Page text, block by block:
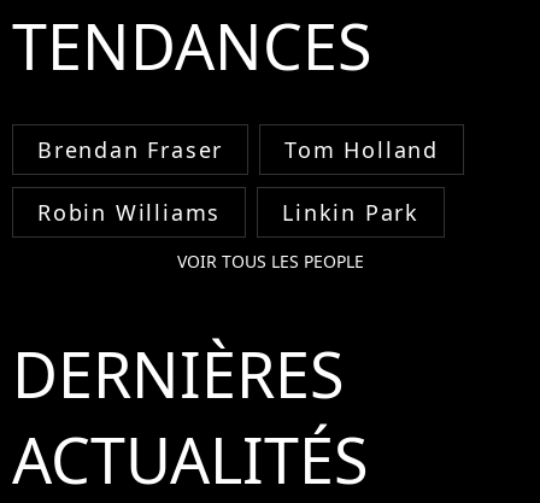
TENDANCES
Brendan Fraser Tom Holland
Robin Williams Linkin Park
VOIR TOUS LES PEOPLE
DERNIÈRES
ACTUALITÉS